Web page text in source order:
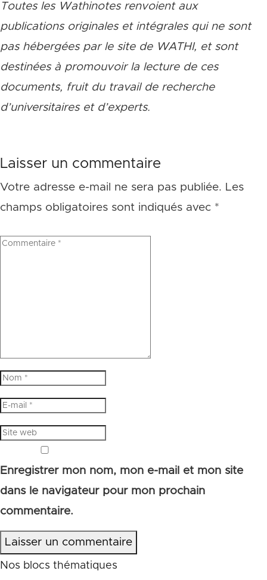
Toutes les Wathinotes renvoient aux
publications originales et intégrales qui ne sont
pas hébergées par le site de WATHI, et sont
destinées à promouvoir la lecture de ces
documents, fruit du travail de recherche
d’universitaires et d’experts.
Laisser un commentaire
Votre adresse e-mail ne sera pas publiée. Les
champs obligatoires sont indiqués avec *
Enregistrer mon nom, mon e-mail et mon site
dans le navigateur pour mon prochain
commentaire.
Laisser un commentaire
Nos blocs thématiques